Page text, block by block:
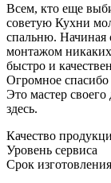
Всем, кто еще
советую Кухни
спальню. Начиная
монтажом
быстро и
Огромное
Это мастер своего
здесь.
Качество
Уровень сервиса
Срок изготовления